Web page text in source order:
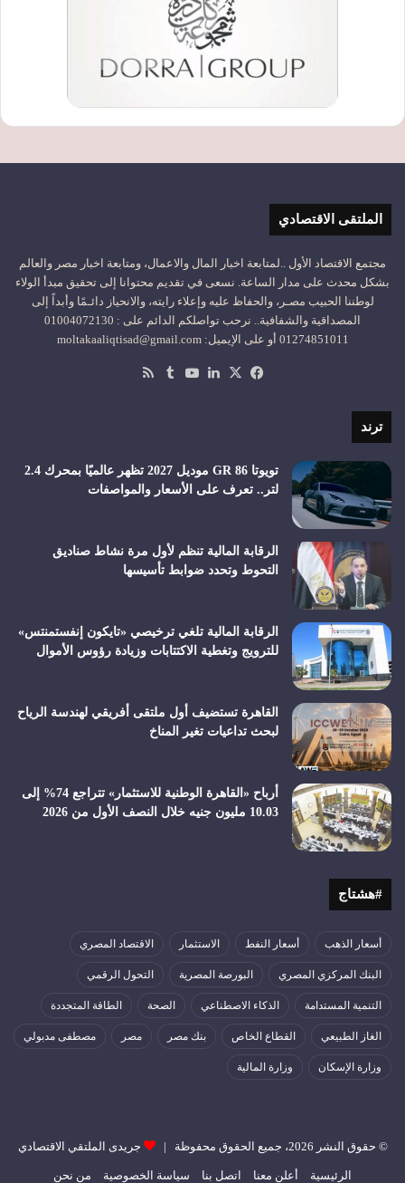
الملتقى الاقتصادي
مجتمع الاقتصاد الأول ..لمتابعة اخبار المال والاعمال، ومتابعة اخبار مصر والعالم
بشكل محدث على مدار الساعة. نسعى في تقديم محتوانا إلى تحقيق مبدأ الولاء
لوطننا الحبيب مصـر، والحفاظ عليه وإعلاء رايته، والانحياز دائـمًا وأبداً إلى
المصداقية والشفافية.. نرحب تواصلكم الدائم على : 01004072130
01274851011 أو على الإيميل: moltakaaliqtisad@gmail.com
فيسبوك
‫X لينكدإن‫YouTube
ترند
تويوتا GR 86 موديل 2027 تظهر عالميًا بمحرك 2.4
لتر.. تعرف على الأسعار والمواصفات
الرقابة المالية تنظم لأول مرة نشاط صناديق
التحوط وتحدد ضوابط تأسيسها
الرقابة المالية تلغي ترخيصي «تايكون إنفستمنتس»
للترويج وتغطية الاكتتابات وزيادة رؤوس الأموال
القاهرة تستضيف أول ملتقى أفريقي لهندسة الرياح
لبحث تداعيات تغير المناخ
أرباح «القاهرة الوطنية للاستثمار» تتراجع 74% إلى
10.03 مليون جنيه خلال النصف الأول من 2026
#هشتاج
أسعار الذهب أسعار النفط الاستثمار الاقتصاد المصري
البنك المركزي المصري البورصة المصرية التحول الرقمي
التنمية المستدامة الذكاء الاصطناعي الصحة الطاقة المتجددة
الغاز الطبيعي القطاع الخاص بنك مصر مصر مصطفى مدبولي
وزارة الإسكان وزارة المالية
© حقوق النشر 2026، جميع الحقوق محفوظة | جريدى الملتقي الاقتصادي
الرئيسية أعلن معنا اتصل بنا سياسة الخصوصية من نحن